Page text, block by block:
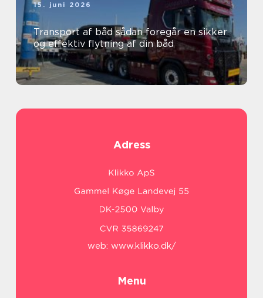
15. juni 2026
Transport af båd sådan foregår en sikker
og effektiv flytning af din båd
Adress
web: www.klikko.dk/
Menu